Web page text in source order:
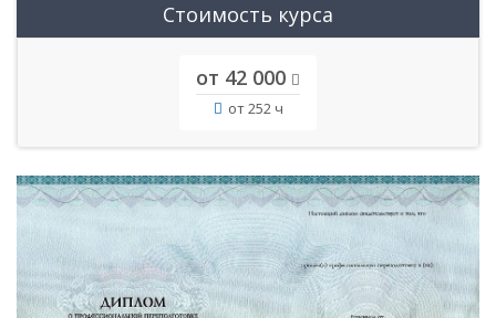
Стоимость курса
от 42 000
от 252 ч